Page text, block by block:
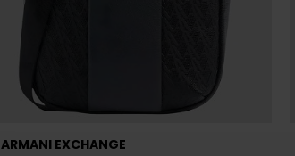
ARMANI EXCHANGE